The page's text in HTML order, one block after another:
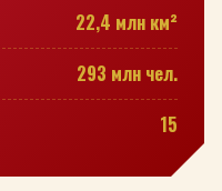
22,4 млн км²
293 млн чел.
15